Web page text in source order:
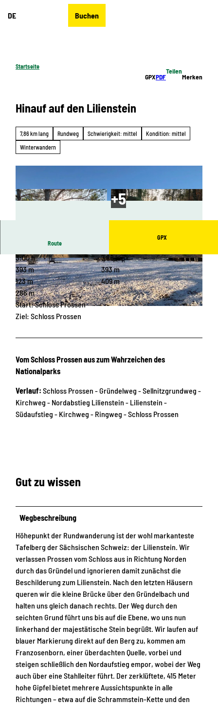
DE Buchen
Startseite
GPXPDF
Teilen
Merken
Hinauf auf den Lilienstein
7,86 km lang Rundweg Schwierigkeit: mittel
Kondition: mittel
Winterwandern
© Philipp Zieger, Tourismusverband Sächsische
Schweiz
© Philipp Zieger, Tourismusverband Sächsische
Schweiz
Route
GPX
3:00 h
7,86 km
393 m
393 m
123 m
409 m
286 m
Start: Schloss Prossen
Ziel: Schloss Prossen
Vom Schloss Prossen aus zum Wahrzeichen des
Nationalparks
Verlauf: Schloss Prossen - Gründelweg - Sellnitzgrundweg -
Kirchweg - Nordabstieg Lilienstein - Lilienstein -
Südaufstieg - Kirchweg - Ringweg - Schloss Prossen
Gut zu wissen
Wegbeschreibung
Höhepunkt der Rundwanderung ist der wohl markanteste
Tafelberg der Sächsischen Schweiz: der Lilienstein. Wir
verlassen Prossen vom Schloss aus in Richtung Norden
durch das Gründel und ignorieren damit zunächst die
Beschilderung zum Lilienstein. Nach den letzten Häusern
queren wir die kleine Brücke über den Gründelbach und
halten uns gleich danach rechts. Der Weg durch den
seichten Grund führt uns bis auf die Ebene, wo uns nun
linkerhand der majestätische Stein begrüßt. Wir laufen auf
blauer Markierung direkt auf den Berg zu, kommen am
Franzosenborn, einer überdachten Quelle, vorbei und
steigen schließlich den Nordaufstieg empor, wobei der Weg
auch über eine Stahlleiter führt. Der zerklüftete, 415 Meter
hohe Gipfel bietet mehrere Aussichtspunkte in alle
Richtungen – etwa auf die Schrammstein-Kette und den